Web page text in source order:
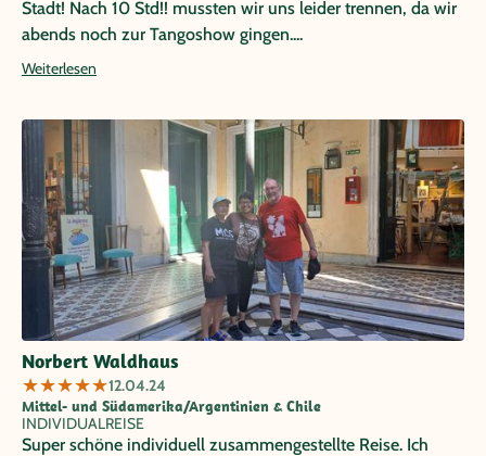
Stadt! Nach 10 Std!! mussten wir uns leider trennen, da wir
abends noch zur Tangoshow gingen....
Weiterlesen
Norbert Waldhaus
★★★★★12.04.24
Mittel- und Südamerika/Argentinien & Chile
INDIVIDUALREISE
Super schöne individuell zusammengestellte Reise. Ich